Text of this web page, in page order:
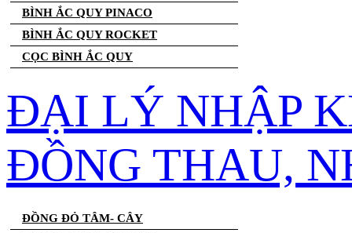
BÌNH ẮC QUY PINACO
BÌNH ẮC QUY ROCKET
CỌC BÌNH ẮC QUY
ĐẠI LÝ NHẬP
ĐỒNG THAU,
ĐỒNG ĐỎ TÂM- CÂY